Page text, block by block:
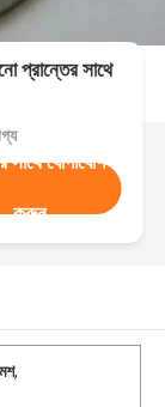
প্রান্তের সাথে
সাথে যোগাযোগ
করুন
,